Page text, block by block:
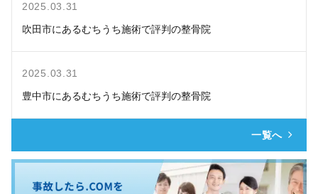
2025.03.31
吹田市にあるむちうち施術で評判の整骨院
2025.03.31
豊中市にあるむちうち施術で評判の整骨院
一覧へ